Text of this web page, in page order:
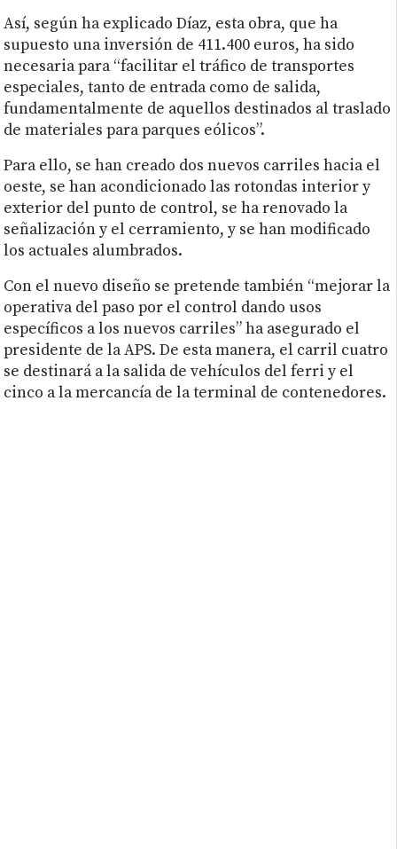
Así, según ha explicado Díaz, esta obra, que ha
supuesto una inversión de 411.400 euros, ha sido
necesaria para “facilitar el tráfico de transportes
especiales, tanto de entrada como de salida,
fundamentalmente de aquellos destinados al traslado
de materiales para parques eólicos”.
Para ello, se han creado dos nuevos carriles hacia el
oeste, se han acondicionado las rotondas interior y
exterior del punto de control, se ha renovado la
señalización y el cerramiento, y se han modificado
los actuales alumbrados.
Con el nuevo diseño se pretende también “mejorar la
operativa del paso por el control dando usos
específicos a los nuevos carriles” ha asegurado el
presidente de la APS. De esta manera, el carril cuatro
se destinará a la salida de vehículos del ferri y el
cinco a la mercancía de la terminal de contenedores.